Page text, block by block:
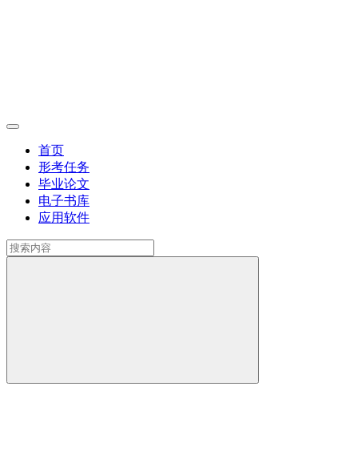
首页
形考任务
毕业论文
电子书库
应用软件